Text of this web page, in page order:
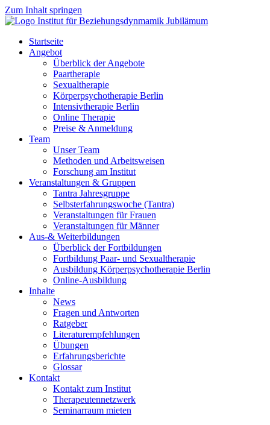
Zum Inhalt springen
Startseite
Angebot
Überblick der Angebote
Paartherapie
Sexualtherapie
Körperpsychotherapie Berlin
Intensivtherapie Berlin
Online Therapie
Preise & Anmeldung
Team
Unser Team
Methoden und Arbeitsweisen
Forschung am Institut
Veranstaltungen & Gruppen
Tantra Jahresgruppe
Selbsterfahrungswoche (Tantra)
Veranstaltungen für Frauen
Veranstaltungen für Männer
Aus-& Weiterbildungen
Überblick der Fortbildungen
Fortbildung Paar- und Sexualtherapie
Ausbildung Körperpsychotherapie Berlin
Online-Ausbildung
Inhalte
News
Fragen und Antworten
Ratgeber
Literaturempfehlungen
Übungen
Erfahrungsberichte
Glossar
Kontakt
Kontakt zum Institut
Therapeutennetzwerk
Seminarraum mieten